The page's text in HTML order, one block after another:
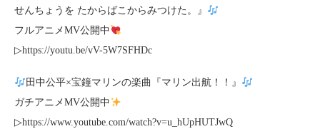
せんちょうを たからばこからみつけた。』
フルアニメMV公開中
▷https://youtu.be/vV-5W7SFHDc
田中公平×宝鐘マリンの楽曲『マリン出航！！』
ガチアニメMV公開中
▷https://www.youtube.com/watch?v=u_hUpHUTJwQ